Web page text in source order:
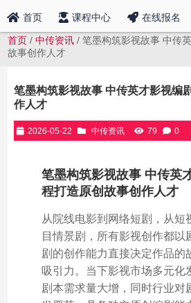
首页 课程中心 在线报名
首页 /中传资讯 / 笔墨构筑影视故事 中传
故事创作人才
笔墨构筑影视故事 中传英才影视编
作人才
2026-05-22 中传资讯 79 0
笔墨构筑影视故事 中传英
程打造原创故事创作人才
从院线电影到网络短剧，从短
目情景剧，所有影视创作都以
剧的创作能力直接决定作品的
吸引力。当下影视市场多元化
剧本需求量大增，同时行业对